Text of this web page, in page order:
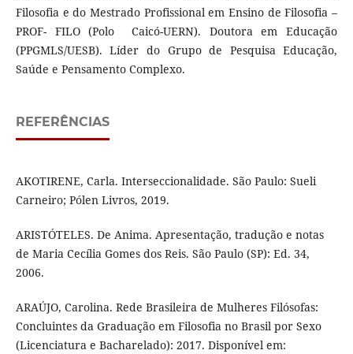
Filosofia e do Mestrado Profissional em Ensino de Filosofia –
PROF- FILO (Polo Caicó-UERN). Doutora em Educação
(PPGMLS/UESB). Líder do Grupo de Pesquisa Educação,
Saúde e Pensamento Complexo.
REFERÊNCIAS
AKOTIRENE, Carla. Interseccionalidade. São Paulo: Sueli
Carneiro; Pólen Livros, 2019.
ARISTÓTELES. De Anima. Apresentação, tradução e notas
de Maria Cecília Gomes dos Reis. São Paulo (SP): Ed. 34,
2006.
ARAÚJO, Carolina. Rede Brasileira de Mulheres Filósofas:
Concluintes da Graduação em Filosofia no Brasil por Sexo
(Licenciatura e Bacharelado): 2017. Disponível em: